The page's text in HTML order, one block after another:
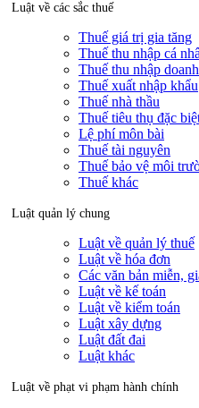
Luật về các sắc thuế
Thuế giá trị gia tăng
Thuế thu nhập cá
Thuế thu nhập
Thuế xuất nhập khẩu
Thuế nhà thầu
Thuế tiêu thụ đặc
Lệ phí môn bài
Thuế tài nguyên
Thuế bảo vệ môi
Thuế khác
Luật quản lý chung
Luật về quản lý thuế
Luật về hóa đơn
Các văn bản miễn,
Luật về kế toán
Luật về kiểm toán
Luật xây dựng
Luật đất đai
Luật khác
Luật về phạt vi phạm hành chính